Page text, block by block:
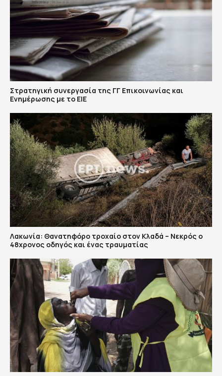
Στρατηγική συνεργασία της ΓΓ Επικοινωνίας και
Ενημέρωσης με το ΕΙΕ
Λακωνία: Θανατηφόρο τροχαίο στον Κλαδά – Νεκρός ο
48χρονος οδηγός και ένας τραυματίας